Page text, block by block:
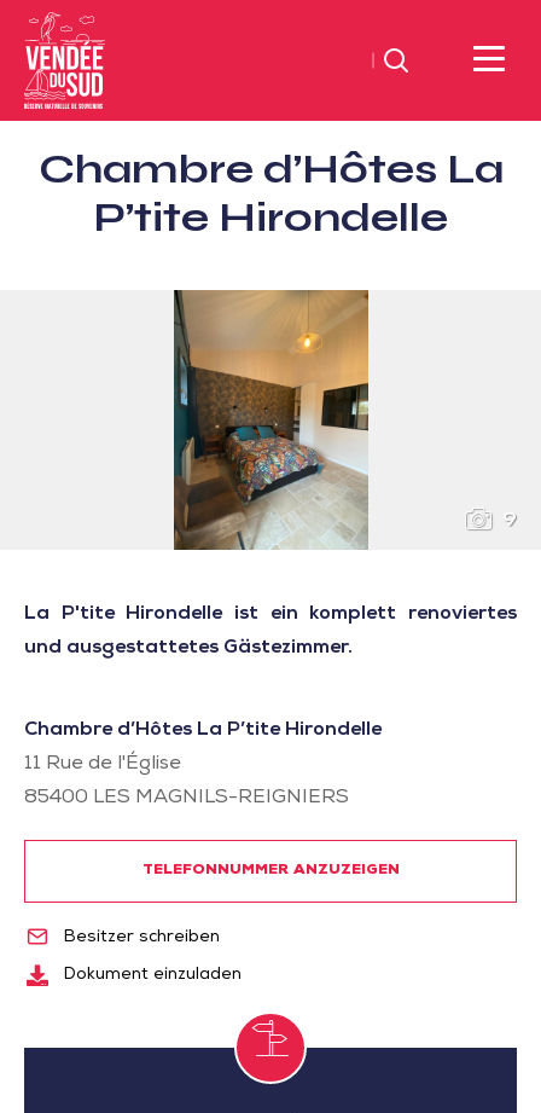
Sud
Vendée
TourismusSüd
Suchen
Chambre d’Hôtes La
P’tite Hirondelle
9
La P'tite Hirondelle ist ein komplett renoviertes
und ausgestattetes Gästezimmer.
Chambre d’Hôtes La P’tite Hirondelle
11 Rue de l'Église
85400 LES MAGNILS-REIGNIERS
TELEFONNUMMER ANZUZEIGEN
Besitzer schreiben
Dokument einzuladen